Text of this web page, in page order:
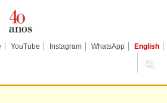
YouTube Instagram WhatsApp English